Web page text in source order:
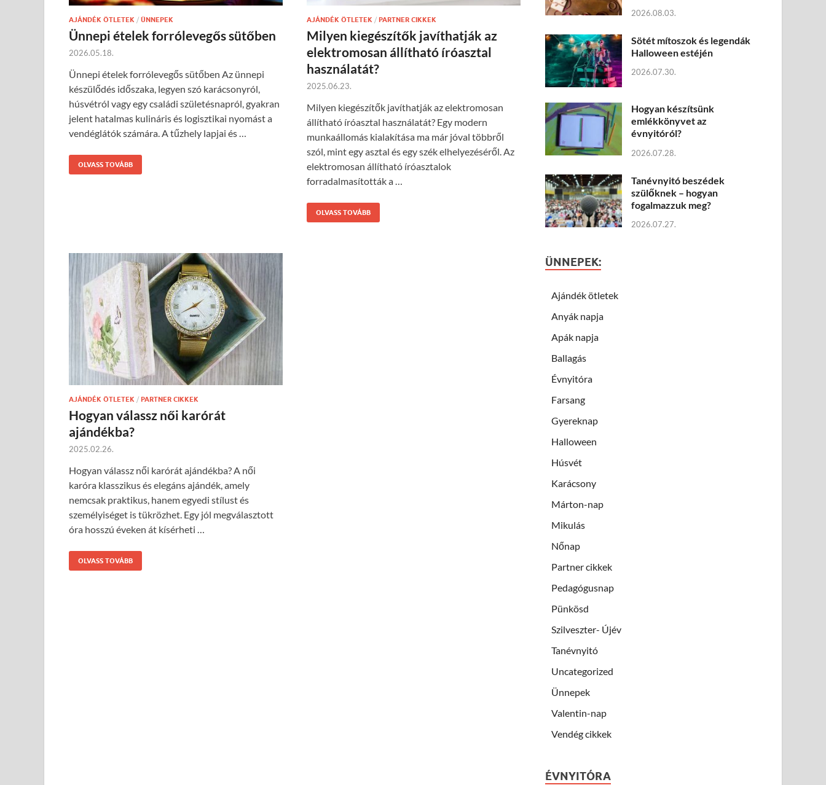
AJÁNDÉK ÖTLETEK / ÜNNEPEK
Ünnepi ételek forrólevegős sütőben
2026.05.18.
Ünnepi ételek forrólevegős sütőben Az ünnepi
készülődés időszaka, legyen szó karácsonyról,
húsvétról vagy egy családi születésnapról, gyakran
jelent hatalmas kulináris és logisztikai nyomást a
vendéglátók számára. A tűzhely lapjai és …
OLVASS TOVÁBB
AJÁNDÉK ÖTLETEK / PARTNER CIKKEK
Milyen kiegészítők javíthatják az
elektromosan állítható íróasztal
használatát?
2025.06.23.
Milyen kiegészítők javíthatják az elektromosan
állítható íróasztal használatát? Egy modern
munkaállomás kialakítása ma már jóval többről
szól, mint egy asztal és egy szék elhelyezéséről. Az
elektromosan állítható íróasztalok
forradalmasították a …
OLVASS TOVÁBB
AJÁNDÉK ÖTLETEK / PARTNER CIKKEK
Hogyan válassz női karórát
ajándékba?
2025.02.26.
Hogyan válassz női karórát ajándékba? A női
karóra klasszikus és elegáns ajándék, amely
nemcsak praktikus, hanem egyedi stílust és
személyiséget is tükrözhet. Egy jól megválasztott
óra hosszú éveken át kísérheti …
OLVASS TOVÁBB
2026.08.03.
Sötét mítoszok és legendák
Halloween estéjén
2026.07.30.
Hogyan készítsünk
emlékkönyvet az
évnyitóról?
2026.07.28.
Tanévnyitó beszédek
szülőknek – hogyan
fogalmazzuk meg?
2026.07.27.
ÜNNEPEK:
Ajándék ötletek
Anyák napja
Apák napja
Ballagás
Évnyitóra
Farsang
Gyereknap
Halloween
Húsvét
Karácsony
Márton-nap
Mikulás
Nőnap
Partner cikkek
Pedagógusnap
Pünkösd
Szilveszter- Újév
Tanévnyitó
Uncategorized
Ünnepek
Valentin-nap
Vendég cikkek
ÉVNYITÓRA